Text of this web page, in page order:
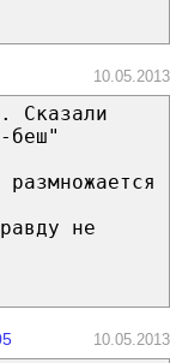
10.05.2013
Сказали
беш"
не
10.05.2013